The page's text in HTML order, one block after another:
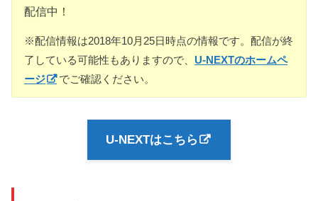
配信中！
※配信情報は2018年10月25日時点の情報です。配信が終
了している可能性もありますので、 U-NEXTのホームペ
ージ
でご確認ください。
U-NEXTはこちら